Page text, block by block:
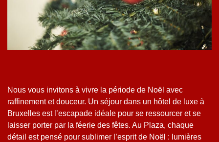
Nous vous invitons à vivre la période de Noël avec
raffinement et douceur. Un séjour dans un hôtel de luxe à
Bruxelles est l’escapade idéale pour se ressourcer et se
laisser porter par la féerie des fêtes. Au Plaza, chaque
détail est pensé pour sublimer l’esprit de Noël : lumières